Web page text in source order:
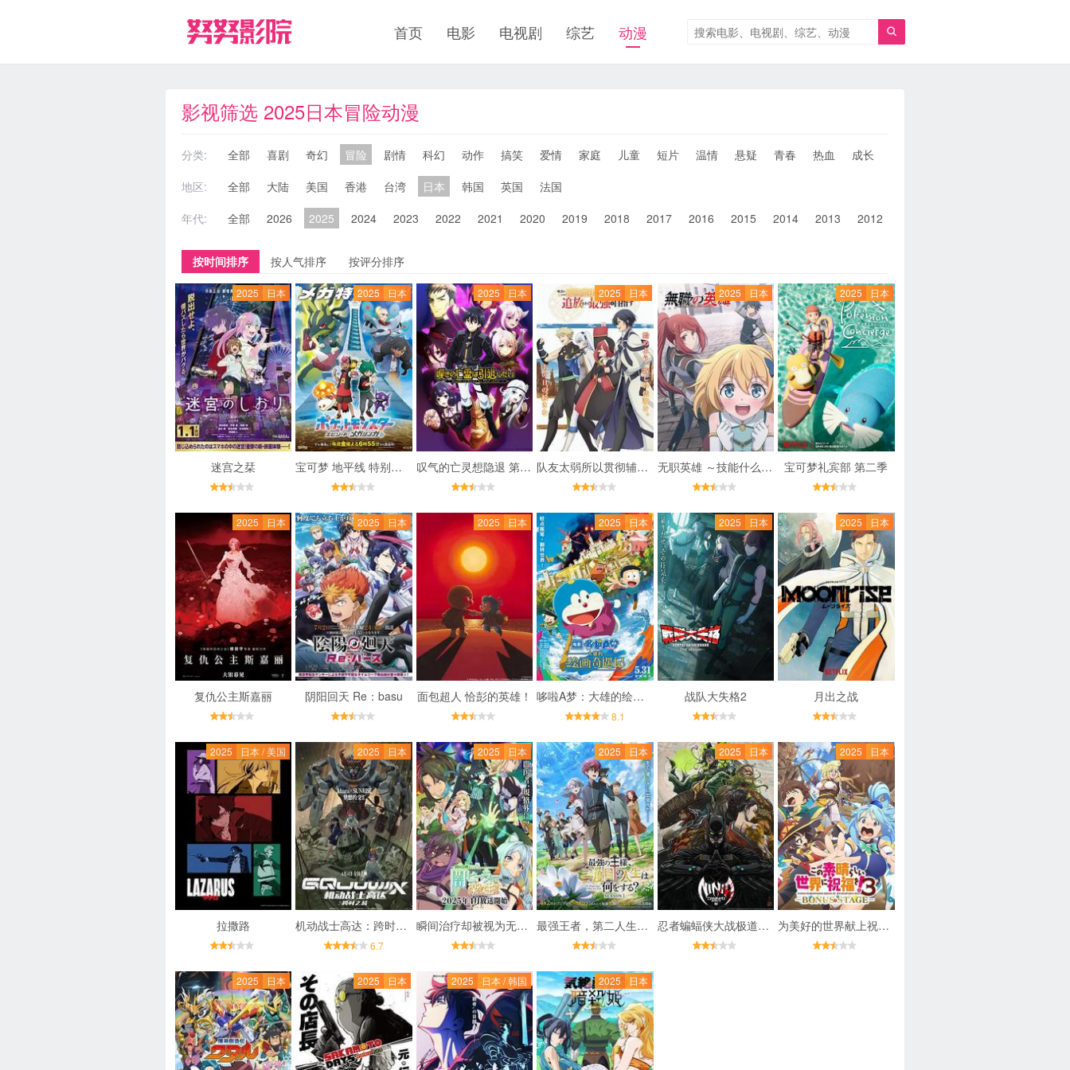

首页 电影 电视剧 综艺 动漫
影视筛选 2025日本冒险动漫
分类: 全部 喜剧 奇幻 冒险 剧情 科幻 动作 搞笑 爱情 家庭 儿童 短片 温情 悬疑 青春 热血 成长
地区:
全部 大陆 美国 香港 台湾 日本 韩国 英国
法国
年代:
全部 2026 2025 2024 2023 2022 2021 2020 2019 2018 2017 2016 2015 2014 2013 2012
按时间排序 按人气排序 按评分排序
2025 日本
迷宫之栞
2025 日本
宝可梦 地平线 特别篇：超级进化
2025 日本
叹气的亡灵想隐退 第二季
2025 日本
队友太弱所以贯彻辅助的宫廷魔法师，惨遭流放目标却是最强
2025 日本
无职英雄 ～技能什么的毫无用处～
2025 日本
宝可梦礼宾部 第二季
2025 日本
复仇公主斯嘉丽
2025 日本
阴阳回天 Re：basu
2025 日本
面包超人 恰彭的英雄！
2025 日本
哆啦A梦：大雄的绘画奇遇记
8.1
2025 日本
战队大失格2
2025 日本
月出之战
2025 日本 / 美国
拉撒路
2025 日本
机动战士高达：跨时之战
6.7
2025 日本
瞬间治疗却被视为无用而被流放的天才治疗师，以暗黑治疗师的身份幸福地生活着
2025 日本
最强王者，第二人生要做什么？
2025 日本
忍者蝙蝠侠大战极道联盟
2025 日本
为美好的世界献上祝福！ 第三季 OVA
2025 日本 2025 日本 2025 日本 / 韩国 2025 日本